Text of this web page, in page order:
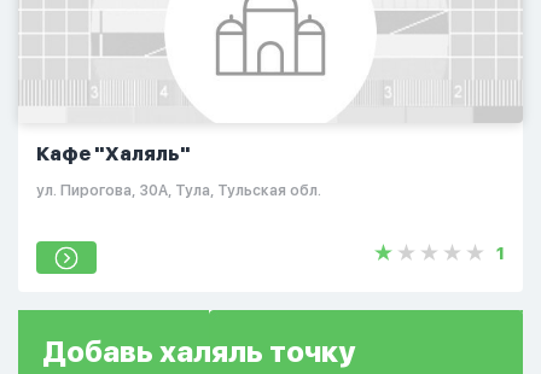
Кафе "Халяль"
ул. Пирогова, 30А, Тула, Тульская обл.
1
Добавь халяль точку